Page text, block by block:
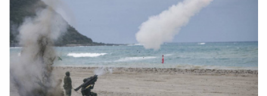
劃範圍，國防部也將持續與各部會協調合作，但具體演練內
容不便公開。對於是否在反封鎖情境下由軍艦護航天然氣船
進港，顧立雄重申，相關想定皆在既有演習範圍內，但細節
基於安全考量不予說明。另針對外界關注台灣是否可能支援
美方海外任務，例如於荷姆茲海峽執行掃雷或獵雷任務，顧
立雄表示，國軍任務仍以防衛台澎金馬為首要目標，相關部